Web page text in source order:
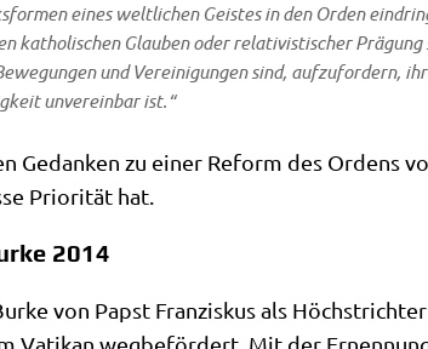
eines welt­li­chen Gei­stes in den Orden
katho­li­schen Glau­ben oder rela­ti­vi­sti­scher
und Ver­ei­ni­gun­gen sind, auf­zu­for­dern,
unver­ein­bar ist.“
Gedan­ken zu einer Reform des Ordens
Prio­ri­tät hat.
2014
von Papst Fran­zis­kus als
Vati­kan weg­be­för­dert. Mit der